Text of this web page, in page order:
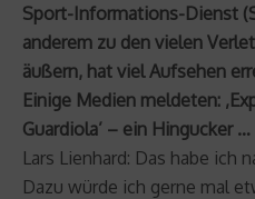
Sport-Informations-Dienst
anderem zu den vielen
äußern, hat viel Aufsehen
Einige Medien meldeten:
Guardiola’ – ein Hingucker …
Lars Lienhard: Das habe ich
Dazu würde ich gerne mal